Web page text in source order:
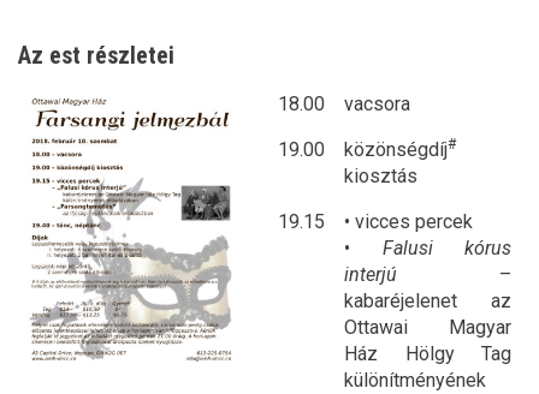
Az est részletei
18.00
vacsora
19.00
közönségdíj#
kiosztás
19.15
• vicces percek
• Falusi kórus
interjú –
kabaréjelenet az
Ottawai Magyar
Ház Hölgy Tag
különítményének